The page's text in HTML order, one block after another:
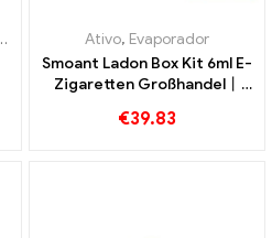
,Evaporador
Ativo, Evaporador
Smoant Ladon Box Kit 6ml E-
Zigaretten Großhandel丨
€39.83